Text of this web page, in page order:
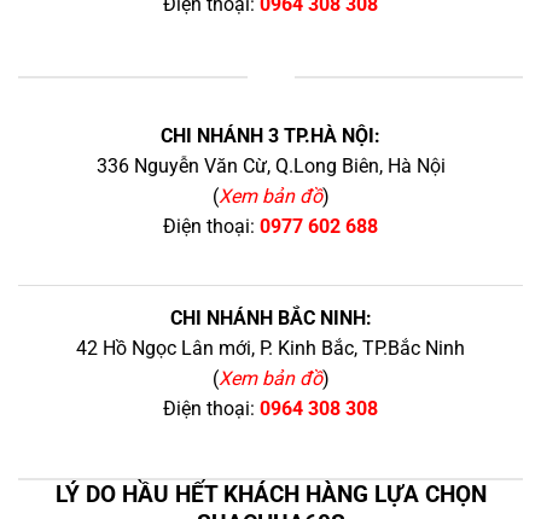
CHI NHÁNH 3 TP.HÀ NỘI:
336 Nguyễn Văn Cừ, Q.Long Biên, Hà Nội
(Xem bản đồ)
Điện thoại: 0977 602 688
CHI NHÁNH BẮC NINH:
42 Hồ Ngọc Lân mới, P. Kinh Bắc, TP.Bắc Ninh
(Xem bản đồ)
Điện thoại: 0964 308 308
LÝ DO HẦU HẾT KHÁCH HÀNG LỰA CHỌN